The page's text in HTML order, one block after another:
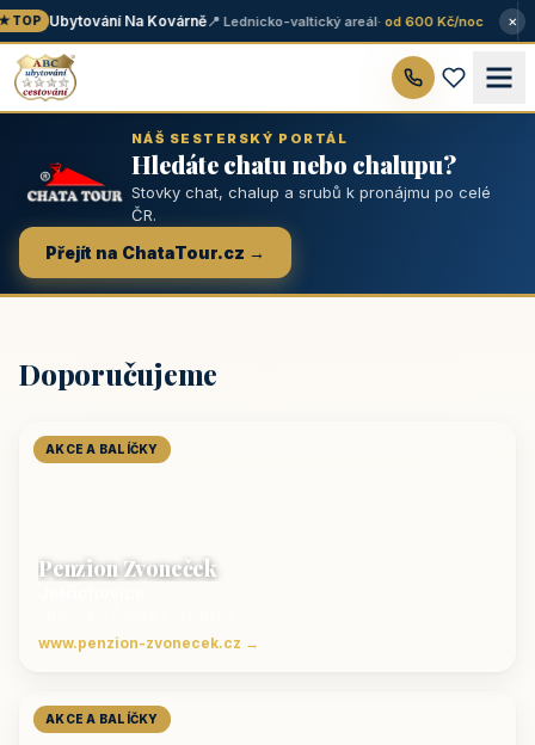
Ubytování Na Kovárně📍 Lednicko-valtický areál· od 600 Kč/noc ×
NÁŠ SESTERSKÝ PORTÁL
Hledáte chatu nebo chalupu?
Stovky chat, chalup a srubů k pronájmu po celé
ČR.
Přejít na ChataTour.cz →
Doporučujeme
AKCE A BALÍČKY
Penzion Zvoneček
www.penzion-zvonecek.cz →
AKCE A BALÍČKY